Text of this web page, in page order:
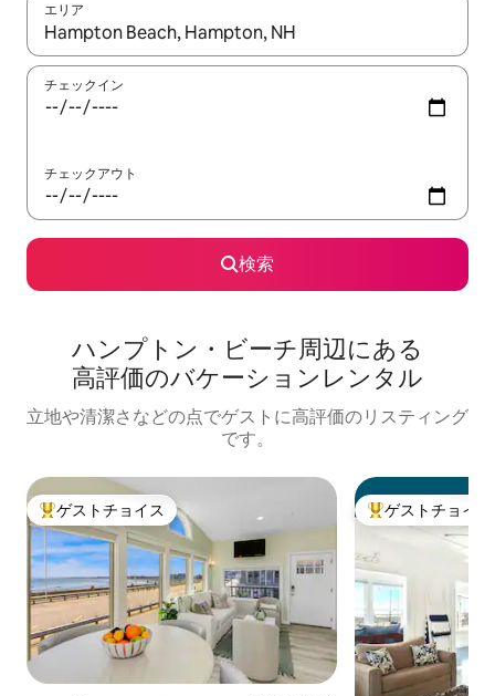
エリア
検索結果が表示されたら、上下の矢印キーを使って移動するか
チェックイン
チェックアウト
検索
ハンプトン・ビーチ⁠周⁠辺⁠に⁠あ⁠る
高⁠評⁠価⁠のバ⁠ケ⁠ー⁠シ⁠ョ⁠ン⁠レ⁠ン⁠タ⁠ル
立地や清潔さなどの点でゲストに高評価のリスティング
です。
大好評のゲストチョイスです。
ゲストチョイス 大好評のゲスト
ゲストチョイス